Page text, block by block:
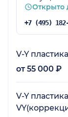
песни и
который
рада.что
Открыто
V-Y
от 55 000 ₽
V-Y